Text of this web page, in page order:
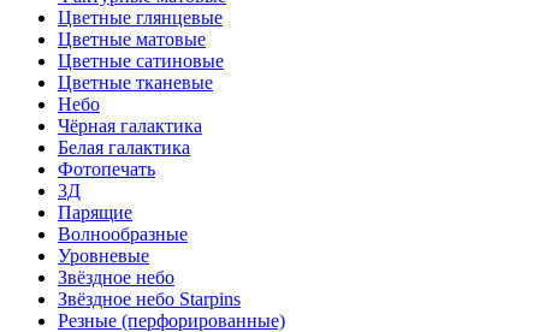
Цветные глянцевые
Цветные матовые
Цветные сатиновые
Цветные тканевые
Небо
Чёрная галактика
Белая галактика
Фотопечать
3Д
Парящие
Волнообразные
Уровневые
Звёздное небо
Звёздное небо Starpins
Резные (перфорированные)